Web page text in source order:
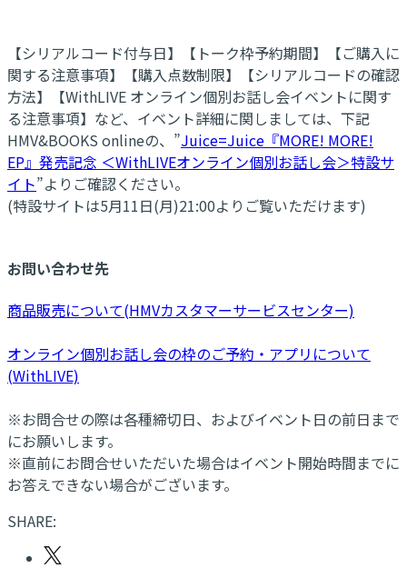
【シリアルコード付与日】【トーク枠予約期間】【ご購入に
関する注意事項】【購入点数制限】【シリアルコードの確認
方法】【WithLIVE オンライン個別お話し会イベントに関す
る注意事項】など、イベント詳細に関しましては、下記
HMV&BOOKS onlineの、”Juice=Juice『MORE! MORE!
EP』発売記念 ＜WithLIVEオンライン個別お話し会＞特設サ
イト”よりご確認ください。
(特設サイトは5月11日(月)21:00よりご覧いただけます)
お問い合わせ先
商品販売について(HMVカスタマーサービスセンター)
オンライン個別お話し会の枠のご予約・アプリについて
(WithLIVE)
※お問合せの際は各種締切日、およびイベント日の前日まで
にお願いします。
※直前にお問合せいただいた場合はイベント開始時間までに
お答えできない場合がございます。
SHARE: